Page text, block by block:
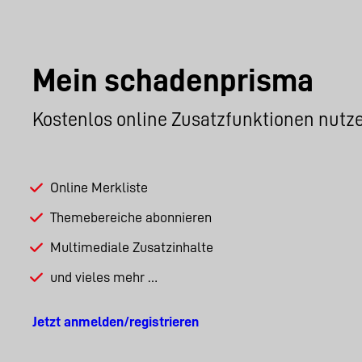
Mein schadenprisma
Kostenlos online Zusatzfunktionen
Online Merkliste
Themebereiche abonnieren
Multimediale Zusatzinhalte
und vieles mehr …
Jetzt anmelden/registrieren